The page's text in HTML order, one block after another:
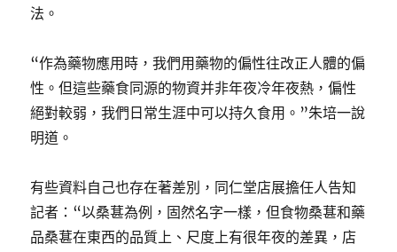
法。
“作為藥物應用時，我們用藥物的偏性往改正人體的偏
性。但這些藥食同源的物資并非年夜冷年夜熱，偏性
絕對較弱，我們日常生涯中可以持久食用。”朱培一說
明道。
有些資料自己也存在著差別，同仁堂店展擔任人告知
記者：“以桑葚為例，固然名字一樣，但食物桑葚和藥
品桑葚在東西的品質上、尺度上有很年夜的差異，店